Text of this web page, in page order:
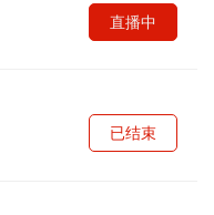
直播中
已结束